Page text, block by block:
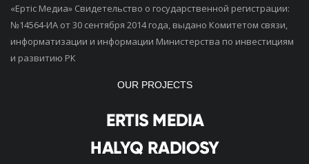
«Ертiс Медиа» Свидетельство о государственной регистрации:
№14564-ИА от 30 сентября 2014 года, выдано Комитетом связи,
информатизации и информации Министерства по инвестициям
и развитию РК
OUR PROJECTS